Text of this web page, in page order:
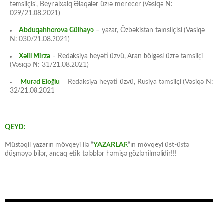
təmsilçisi, Beynəlxalq Əlaqələr üzrə menecer (Vəsiqə N:
029/21.08.2021)
Abduqahhorova Gülhayo – yazar, Özbəkistan təmsilçisi (Vəsiqə
N: 030/21.08.2021)
Xəlil Mirzə – Redaksiya heyəti üzvü, Aran bölgəsi üzrə təmsilçi
(Vəsiqə N: 31/21.08.2021)
Murad Eloğlu – Redaksiya heyəti üzvü, Rusiya təmsilçi (Vəsiqə N:
32/21.08.2021
QEYD:
Müstəqil yazarın mövqeyi ilə “YAZARLAR“ın mövqeyi üst-üstə
düşməyə bilər, ancaq etik tələblər həmişə gözlənilməlidir!!!